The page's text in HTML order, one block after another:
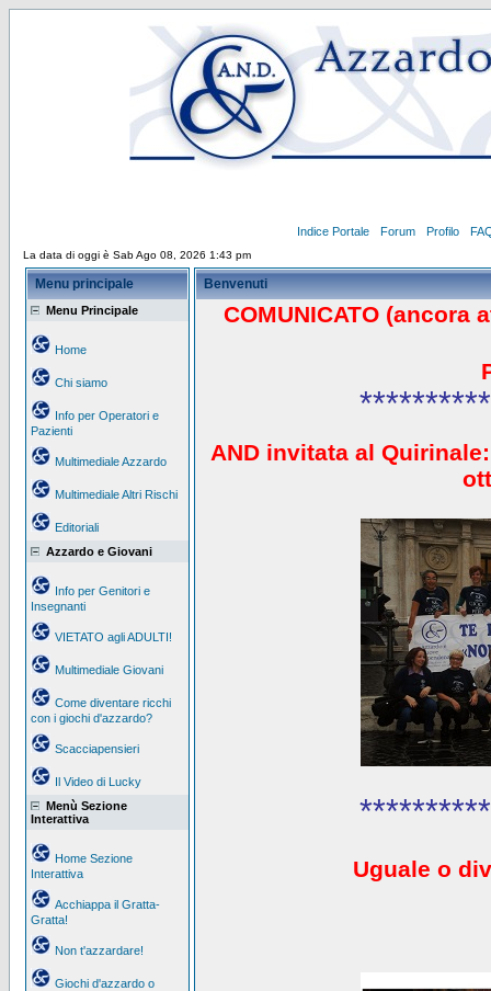
Indice Portale Forum Profilo
La data di oggi è Sab Ago 08, 2026 1:43 pm
Menu principale
Menu Principale
Home
Chi siamo
Info per Operatori e
Pazienti
Multimediale Azzardo
Multimediale Altri Rischi
Editoriali
Azzardo e Giovani
Info per Genitori e
Insegnanti
VIETATO agli ADULTI!
Multimediale Giovani
Come diventare ricchi
con i giochi d'azzardo?
Scacciapensieri
Il Video di Lucky
Menù Sezione
Interattiva
Home Sezione
Interattiva
Acchiappa il Gratta-
Gratta!
Non t'azzardare!
Giochi d'azzardo o
Benvenuti
COMUNICATO (ancora
AND invitata al
Uguale o